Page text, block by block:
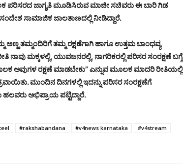
ಪರಿಸರದ ಜಾಗೃತಿ ಮೂಡಿಸಿರುವ ಮಾಜೀ ಸಚಿವರು ಈ ಬಾರಿ ಗಿಡ
ಸಾಮಾಜಿಕ ಜಾಲತಾಣದಲ್ಲಿ ನೀಡಿದ್ದಾರೆ.
ಅಣ್ಣ ತಮ್ಮಂದಿರಿಗೆ ತಮ್ಮ ರಕ್ಷಣೆಗಾಗಿ ಹಾಗೂ ಉತ್ತಮ ಬಾಂಧವ್ಯ
ನಾವು ಮಕ್ಕಳಲ್ಲಿ, ಯುವಜನರಲ್ಲಿ, ನಾಗರಿಕರಲ್ಲಿ ಪರಿಸರ ಸಂರಕ್ಷಣೆ ಬಗ್ಗೆ
ಅವುಗಳ ರಕ್ಷಣೆ ಮಾಡಬೇಕು” ಎನ್ನುವ ಮೂಲಕ ಮಾದರಿ ರೀತಿಯಲ್ಲಿ
ಮುಂದಿನ ದಿನಗಳಲ್ಲಿ ಇದನ್ನು ಪರಿಸರ ಸಂರಕ್ಷಣೆಗೆ
ಅಭಿಪ್ರಾಯ ಪಟ್ಟಿದ್ದಾರೆ.
#rakshabandana #v4news karnataka
#v4stream